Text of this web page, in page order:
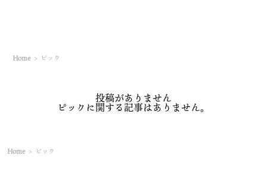
Home > ピック
投稿がありません
ピックに関する記事はありません。
Home > ピック